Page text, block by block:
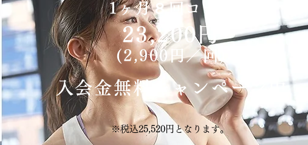
1ヶ月８回コース
23,200円
​(2,900円／回)
入会金無料キャンペーン中
※税込25,520 円となります。